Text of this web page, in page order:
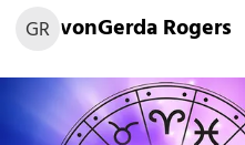
GR vonGerda Rogers